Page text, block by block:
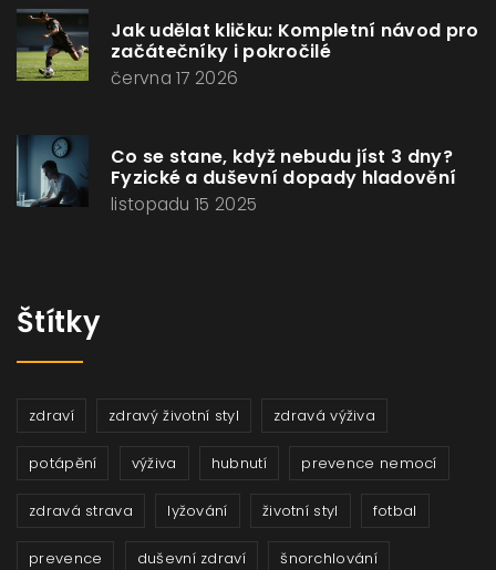
Jak udělat kličku: Kompletní návod pro
začátečníky i pokročilé
června 17 2026
Co se stane, když nebudu jíst 3 dny?
Fyzické a duševní dopady hladovění
listopadu 15 2025
Štítky
zdraví zdravý životní styl zdravá výživa
potápění výživa hubnutí prevence nemocí
zdravá strava lyžování životní styl fotbal
prevence duševní zdraví šnorchlování